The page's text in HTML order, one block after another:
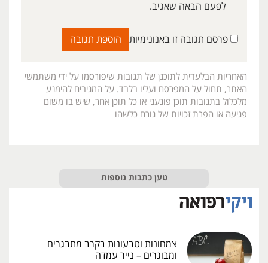
לפעם הבאה שאגיב.
פרסם תגובה זו באנונימיות
האחריות הבלעדית לתוכנן של תגובות שיפורסמו על ידי משתמשי
האתר, תחול על המפרסם ועליו בלבד. על המגיבים להימנע
מלכלול בתגובות תוכן פוגעני או כל תוכן אחר, שיש בו משום
פגיעה או הפרת זכויות של גורם כלשהו
טען כתבות נוספות
צמחונות וטבעונות בקרב מתבגרים
ומבוגרים – נייר עמדה